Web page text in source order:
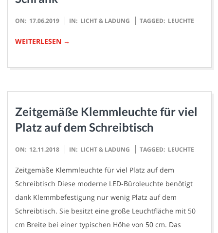
2019-
ON: 17.06.2019 IN: LICHT & LADUNG TAGGED: LEUCHTE
WEITERLESEN →
Zeitgemäße Klemmleuchte für viel
Platz auf dem Schreibtisch
2018-
ON: 12.11.2018 IN: LICHT & LADUNG TAGGED: LEUCHTE
Zeitgemäße Klemmleuchte für viel Platz auf dem
Schreibtisch Diese moderne LED-Büroleuchte benötigt
dank Klemmbefestigung nur wenig Platz auf dem
Schreibtisch. Sie besitzt eine große Leuchtfläche mit 50
cm Breite bei einer typischen Höhe von 50 cm. Das